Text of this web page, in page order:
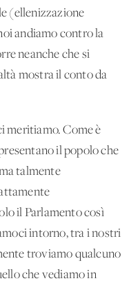
(ellenizzazione
andiamo contro la
neanche che si
mostra il conto da
meritiamo. Come è
il popolo che
talmente
il Parlamento così
intorno, tra i nostri
troviamo qualcuno
che vediamo in